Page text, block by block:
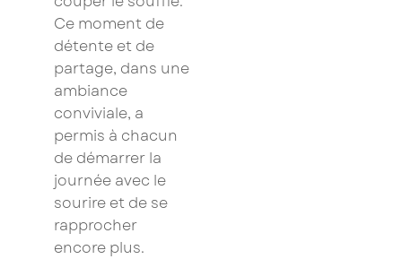
Ce moment de
détente et de
partage, dans une
ambiance
conviviale, a
permis à chacun
de démarrer la
journée avec le
sourire et de se
rapprocher
encore plus.